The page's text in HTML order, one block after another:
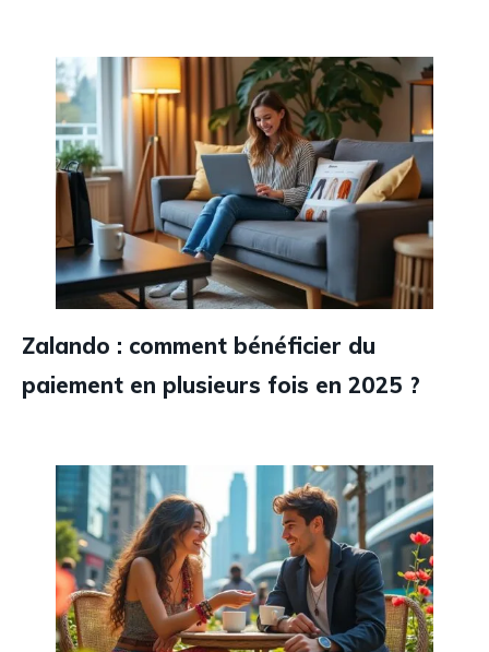
Zalando : comment bénéficier du
paiement en plusieurs fois en 2025 ?